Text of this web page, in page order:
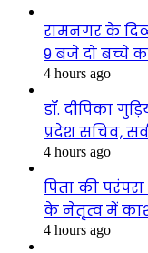
रामनगर के
9 बजे दो बच्चे
4 hours ago
डॉ. दीपिका
प्रदेश सचिव,
4 hours ago
पिता की
के नेतृत्व में
4 hours ago